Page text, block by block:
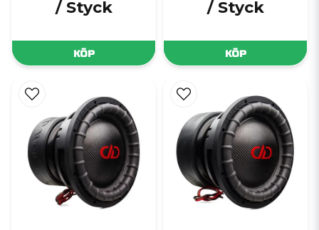
/ Styck
KÖP
/ Styck
KÖP